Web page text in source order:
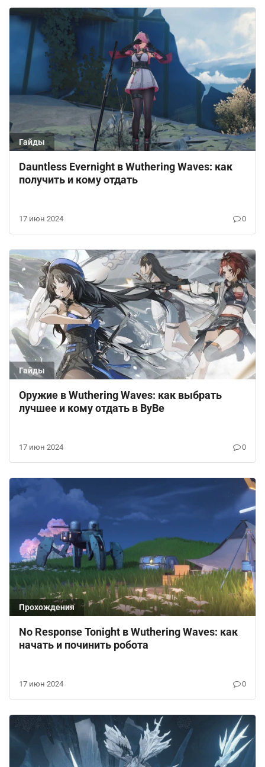
Гайды
Dauntless Evernight в Wuthering Waves: как
получить и кому отдать
17 июн 2024 0
Гайды
Оружие в Wuthering Waves: как выбрать
лучшее и кому отдать в ВуВе
17 июн 2024 0
Прохождения
No Response Tonight в Wuthering Waves: как
начать и починить робота
17 июн 2024 0